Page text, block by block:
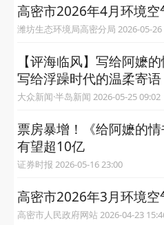
高密市2026年4月环境空
潍坊生态环境局高密分局
【评海临风】写给阿嬷
写给浮躁时代的温柔寄语
大众新闻·半岛新闻 2026-05-25 09:02
票房暴增！《给阿嬷的情
有望超10亿
证券时报 2026-05-16 23:00
高密市2026年3月环境空
高密市人民政府网站 2026-04-23